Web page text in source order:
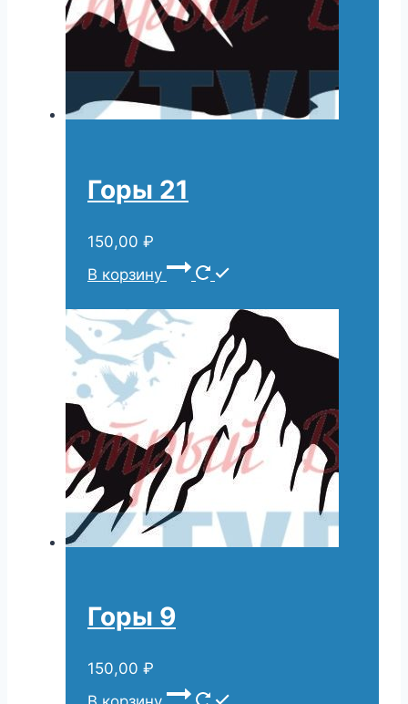
Горы 21
150,00 ₽
В корзину
Горы 9
150,00 ₽